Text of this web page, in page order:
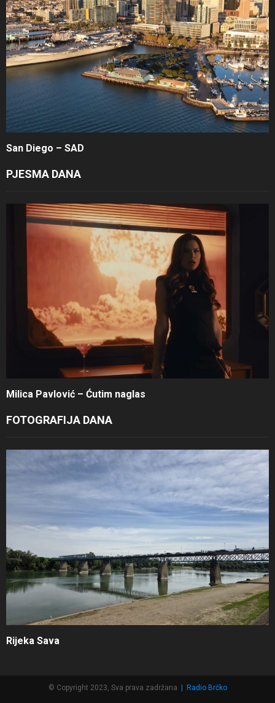
San Diego – SAD
PJESMA DANA
Milica Pavlović – Ćutim naglas
FOTOGRAFIJA DANA
Rijeka Sava
© Copyright 2023, Sva prava zadržana | Radio Brčko